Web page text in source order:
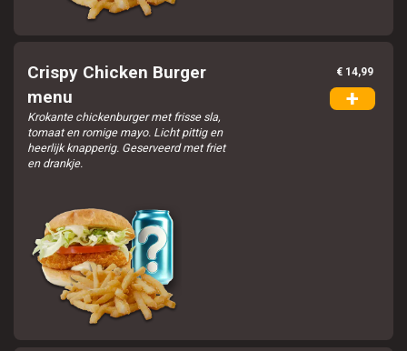
Crispy Chicken Burger
menu
Krokante chickenburger met frisse sla,
tomaat en romige mayo. Licht pittig en
heerlijk knapperig. Geserveerd met friet
en drankje.
€ 14,99
+